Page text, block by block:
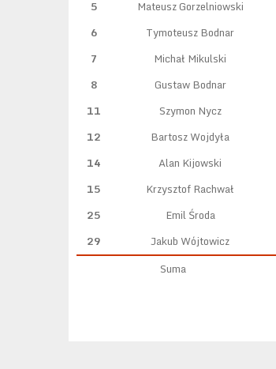
5
Mateusz Gorzelniowski
6
Tymoteusz Bodnar
7
Michał Mikulski
8
Gustaw Bodnar
11
Szymon Nycz
12
Bartosz Wojdyła
14
Alan Kijowski
15
Krzysztof Rachwał
25
Emil Środa
29
Jakub Wójtowicz
Suma